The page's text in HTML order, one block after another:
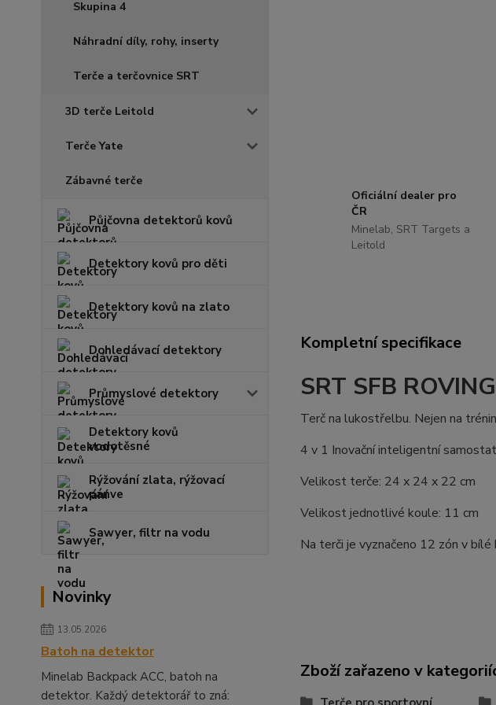
Skupina 4
Náhradní díly, rohy, inserty
Terče a terčovnice SRT
3D terče Leitold
Terče Yate
Zábavné terče
Půjčovna detektorů kovů
Detektory kovů pro děti
Detektory kovů na zlato
Dohledávací detektory
Průmyslové detektory
Detektory kovů
vodotěsné
Rýžování zlata, rýžovací
pánve
Sawyer, filtr na vodu
Novinky
13.05.2026
Batoh na detektor
Minelab Backpack ACC, batoh na
detektor. Každý detektorář to zná:
Oficiální dealer pro
ČR
Minelab, SRT Targets a
Leitold
Kompletní specifikace
SRT SFB ROVING
Terč na lukostřelbu. Nejen na
4 v 1 Inovační inteligentní
Velikost terče: 24 x 24 x 22 cm
Velikost jednotlivé koule: 11 cm
Na terči je vyznačeno 12 zón v bílé
Zboží zařazeno v